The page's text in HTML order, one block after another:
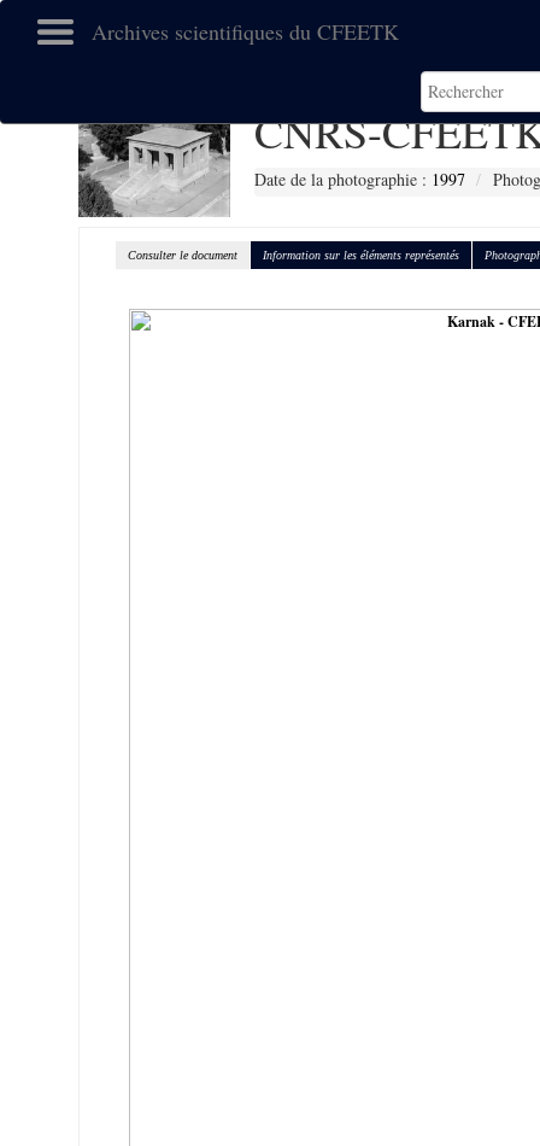
Archives scientifiques du CFEETK
CNRS-
Date de la photographie : 1997
Consulter le document Information sur les éléments représentés